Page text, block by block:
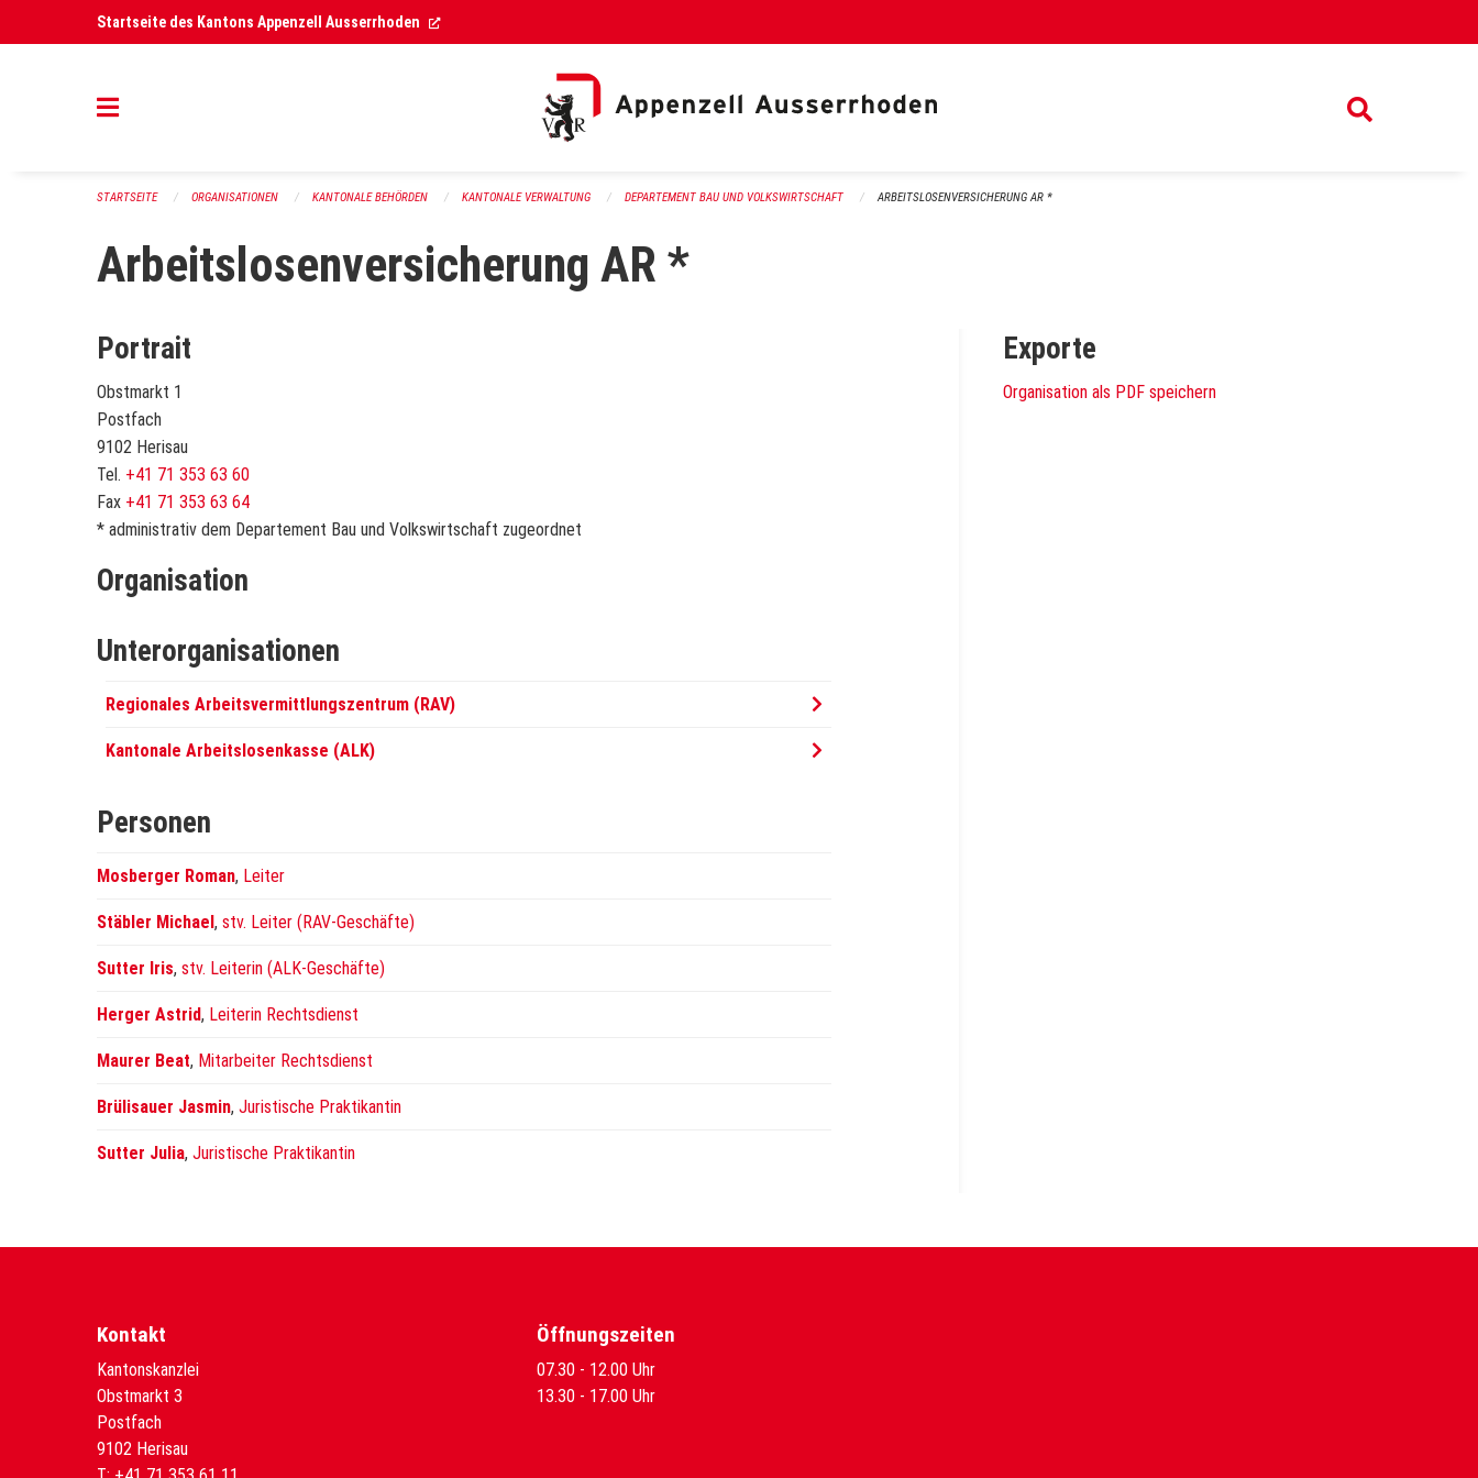
Navigation überspringenStartseite des Kantons Appenzell Ausserrhoden (External Link)
STARTSEITE ORGANISATIONEN KANTONALE BEHÖRDEN KANTONALE VERWALTUNG DEPARTEMENT BAU UND VOLKSWIRTSCHAFT ARBEITSLOSENVERSICHERUNG AR *
Arbeitslosenversicherung AR *
Portrait
Obstmarkt 1
Postfach
9102 Herisau
Tel. +41 71 353 63 60
Fax +41 71 353 63 64
* administrativ dem Departement Bau und Volkswirtschaft zugeordnet
Organisation
Unterorganisationen
Regionales Arbeitsvermittlungszentrum (RAV)
Kantonale Arbeitslosenkasse (ALK)
Personen
Mosberger Roman, Leiter
Stäbler Michael , stv. Leiter (RAV-Geschäfte)
Sutter Iris, stv. Leiterin (ALK-Geschäfte)
Herger Astrid, Leiterin Rechtsdienst
Maurer Beat, Mitarbeiter Rechtsdienst
Brülisauer Jasmin, Juristische Praktikantin
Sutter Julia, Juristische Praktikantin
Exporte
Organisation als PDF speichern
Kontakt
Kantonskanzlei
Obstmarkt 3
Postfach
9102 Herisau
Öffnungszeiten
07.30 - 12.00 Uhr
13.30 - 17.00 Uhr